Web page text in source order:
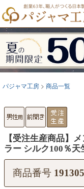
パジャマ工房 商品一覧
【受注生産商品】
ラー シルク100％天
商品番号